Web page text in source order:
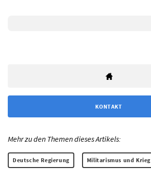
KONTAKT
Mehr zu den Themen dieses Artikels:
Deutsche Regierung Militarismus und Krieg